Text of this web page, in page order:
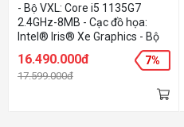
ON/Win 10)
- Bộ VXL: Core i5 1135G7
2.4GHz-8MB - Cạc đồ họa:
Intel® Iris® Xe Graphics - Bộ
nhớ: 8Gb - Ổ cứng: 512GB SSD
- Màn hình: 15.6Inch - Hệ điều
hành: Windows 10 Home -
16.490.000đ
17.599.000đ
7%